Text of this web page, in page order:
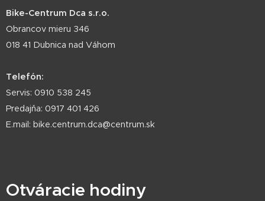
Bike-Centrum Dca s.r.o.
Obrancov mieru 346
018 41 Dubnica nad Váhom
Telefón:
Servis: 0910 538 245
Predajňa: 0917 401 426
E.mail: bike.centrum.dca@centrum.sk
Otváracie hodiny